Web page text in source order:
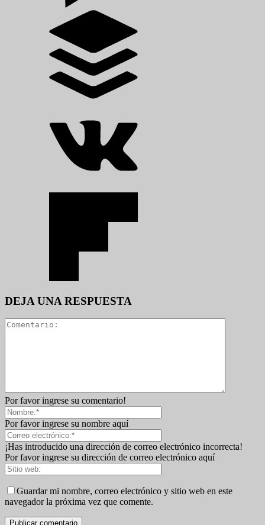
DEJA UNA RESPUESTA
Por favor ingrese su comentario!
Por favor ingrese su nombre aquí
¡Has introducido una dirección de correo electrónico incorrecta!
Por favor ingrese su dirección de correo electrónico aquí
Guardar mi nombre, correo electrónico y sitio web en este
navegador la próxima vez que comente.